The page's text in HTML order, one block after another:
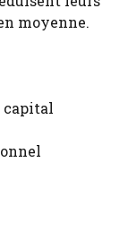
moyenne.
capital